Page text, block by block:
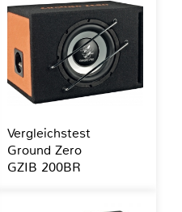
Vergleichstest
Ground Zero
GZIB 200BR